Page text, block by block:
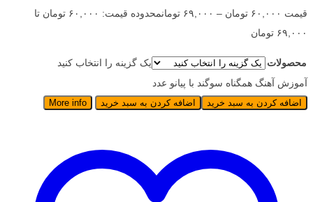
قیمت ۶۰,۰۰۰ تومان – ۶۹,۰۰۰ تومان
محدوده قیمت: ۶۰,۰۰۰ تومان تا
۶۹,۰۰۰ تومان
محصولات
یک گزینه را انتخاب کنید
آموزش آهنگ همگناه سوگند با پیانو عدد
اضافه کردن به سبد خرید اضافه کردن به سبد خرید More info